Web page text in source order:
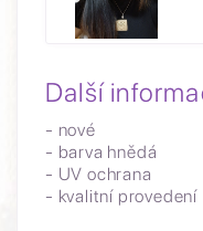
Další
- nové
- barva hnědá
- UV ochrana
- kvalitní provedení